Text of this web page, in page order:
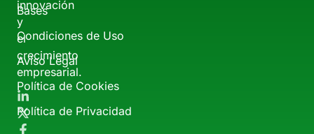
innovación
y
el
crecimiento
empresarial.
Bases
Condiciones de Uso
Aviso Legal
Política de Cookies
Política de Privacidad